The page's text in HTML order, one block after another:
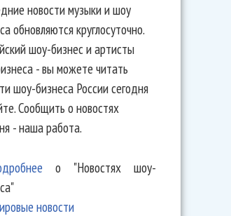
новости музыки и шоу
обновляются круглосуточно.
шоу-бизнес и артисты
- вы можете читать
шоу-бизнеса России сегодня
Сообщить о новостях
- наша работа.
о "Новостях шоу-
новости